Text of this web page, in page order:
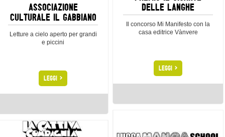
DELLE LANGHE
Il concorso Mi Manifesto con la
casa editrice Vànvere
LEGGI >
ASSOCIAZIONE
CULTURALE IL GABBIANO
Letture a cielo aperto per grandi
e piccini
LEGGI >